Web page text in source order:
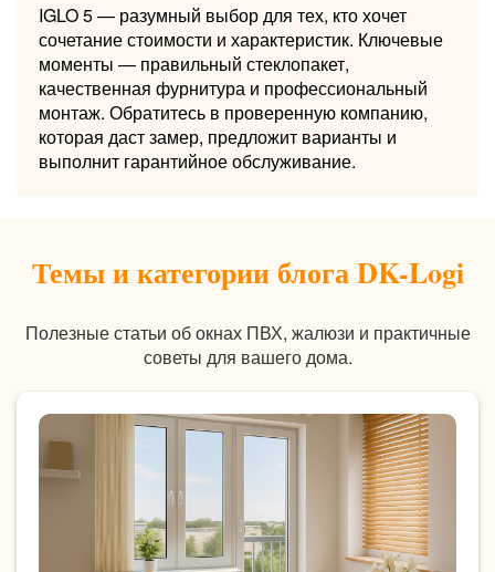
IGLO 5 — разумный выбор для тех, кто хочет
сочетание стоимости и характеристик. Ключевые
моменты — правильный стеклопакет,
качественная фурнитура и профессиональный
монтаж. Обратитесь в проверенную компанию,
которая даст замер, предложит варианты и
выполнит гарантийное обслуживание.
Темы и категории блога DK-Logi
Полезные статьи об окнах ПВХ, жалюзи и практичные
советы для вашего дома.